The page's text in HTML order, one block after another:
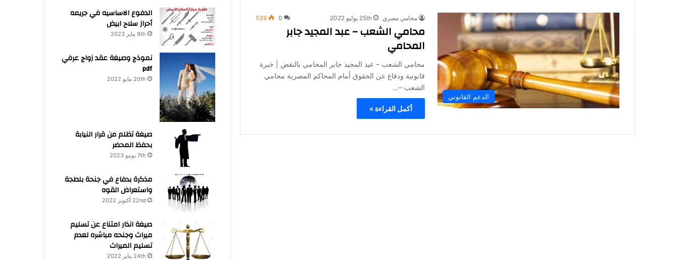
الدعم القانوني
محامي مصري 25th يوليو 2022 0
539
محامي الشعب – عبد المجيد جابر
المحامي
محامي الشعب – عبد المجيد جابر المحامي بالنقض | خبرة
قانونية ودفاع عن الحقوق أمام المحاكم المصرية محامي
الشعب –…
أكمل القراءة »
الدفوع الاساسيه في جريمه
أحراز سلاح ابيض
9th يناير 2023
نموذج وصيغة عقد زواج عرفي
pdf
20th مايو 2022
صيغة تظلم من قرار النيابة
بحفظ المحضر
7th يونيو 2023
مذكرة بدفاع في جنحة بلطجة
واستعراض القوه
22nd أكتوبر 2022
صيغة انذار امتناع عن تسليم
ميراث وجنحه مباشره لعدم
تسليم الميراث
24th يناير 2022